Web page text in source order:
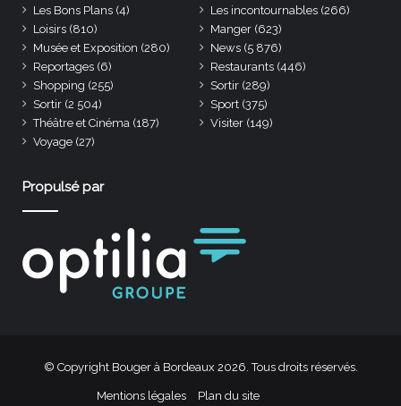
Les Bons Plans (4) Les incontournables (266)
Loisirs (810) Manger (623)
Musée et Exposition (280) News (5 876)
Reportages (6) Restaurants (446)
Shopping (255) Sortir (289)
Sortir (2 504) Sport (375)
Théâtre et Cinéma (187) Visiter (149)
Voyage (27)
Propulsé par
© Copyright Bouger à Bordeaux 2026. Tous droits réservés.
Mentions légales Plan du site